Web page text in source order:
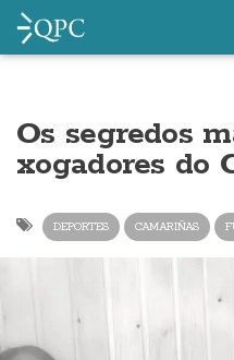
Os segredos
xogadores do
DEPORTES CAMARIÑAS